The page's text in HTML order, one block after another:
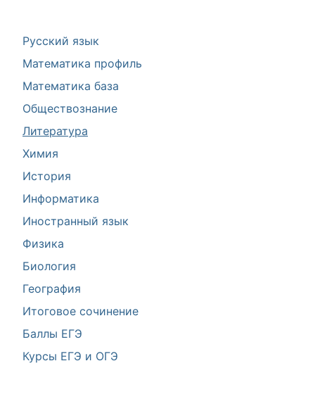
Русский язык
Математика профиль
Математика база
Обществознание
Литература
Химия
История
Информатика
Иностранный язык
Физика
Биология
География
Итоговое сочинение
Баллы ЕГЭ
Курсы ЕГЭ и ОГЭ